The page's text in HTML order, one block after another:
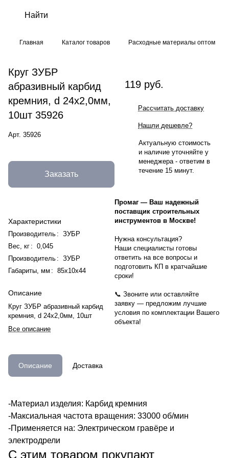
Главная Каталог товаров Расходные материалы оптом
Круг ЗУБР
абразивный карбид
кремния, d 24х2,0мм,
10шт 35926
Арт. 35926
Заказать
Характеристики
Производитель : ЗУБР
Вес, кг : 0,045
Производитель : ЗУБР
Габариты, мм : 85х10х44
Описание
Круг ЗУБР абразивный карбид
кремния, d 24х2,0мм, 10шт
Все описание
119 руб.
Рассчитать доставку
Нашли дешевле?
Актуальную стоимость
и наличие уточняйте у
менеджера - ответим в
течение 15 минут.
Промаг — Ваш надежный
поставщик строительных
инструментов в Москве!
Нужна консультация?
Наши специалисты готовы
ответить на все вопросы и
подготовить КП в кратчайшие
сроки!
📞 Звоните или оставляйте
заявку — предложим лучшие
условия по комплектации Вашего
объекта!
Описание Доставка
-Материал изделия: Карбид кремния
-Максиальная частота вращения: 33000 об/мин
-Применяется на: Электрическом гравёре и
электродрели
С этим товаром покупают